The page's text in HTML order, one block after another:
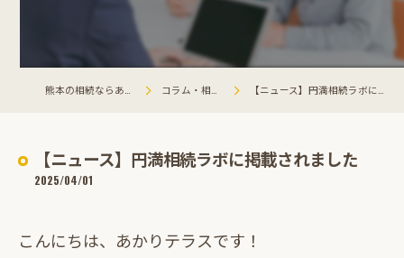
コラム・相談会情報 【ニュース】円満相続ラボに掲載されました
【ニュース】円満相続ラボに掲載されました
2025/04/01
こんにちは、あかりテラスです！